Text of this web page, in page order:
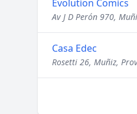
Evolution Comics
Av J D Perón 970,
Casa Edec
Rosetti 26, Muñiz,